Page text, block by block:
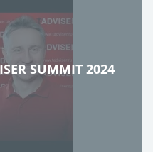
SUMMIT 2024